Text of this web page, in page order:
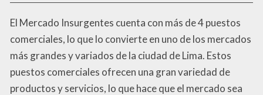
El Mercado Insurgentes cuenta con más de 4 puestos
comerciales, lo que lo convierte en uno de los mercados
más grandes y variados de la ciudad de Lima. Estos
puestos comerciales ofrecen una gran variedad de
productos y servicios, lo que hace que el mercado sea